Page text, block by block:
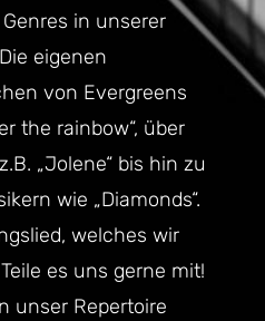
in unserer
eigenen
von Evergreens
the rainbow“, über
„Jolene“ bis hin zu
wie „Diamonds“.
welches wir
es uns gerne mit!
unser Repertoire